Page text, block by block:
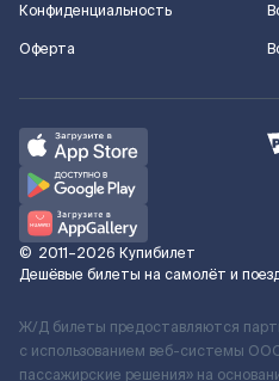
Конфиденциальность
Оферта
© 2011–2026 Купибилет
Дешёвые билеты на самолёт и
Ж/Д билеты предоставляются
с использованием веб-системы
пассажирские решения» на